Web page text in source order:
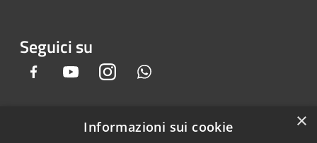
Seguici su
Facebook YoutubeInstagram
×
Informazioni sui cookie